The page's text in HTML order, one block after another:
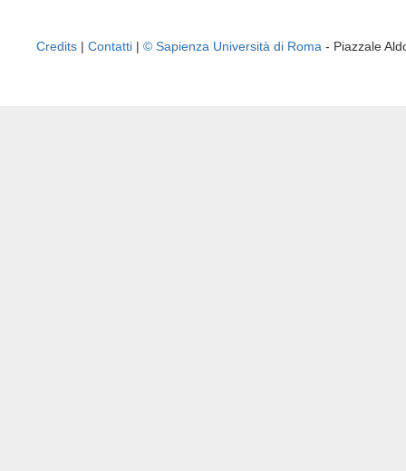
Credits | Contatti | © Sapienza Università di Roma - Piazzale